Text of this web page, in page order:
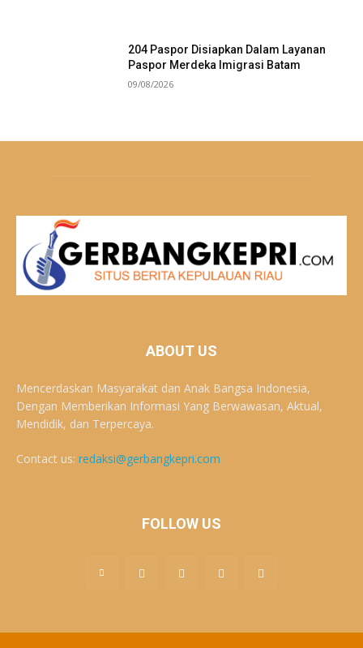
204 Paspor Disiapkan Dalam Layanan
Paspor Merdeka Imigrasi Batam
09/08/2026
ABOUT US
Mencerdaskan Masyarakat dan Anak Bangsa Indonesia,
Dengan Memberikan Informasi Yang Berwawasan, Aktual,
Mendidik, dan Terpercaya.
Contact us: redaksi@gerbangkepri.com
FOLLOW US